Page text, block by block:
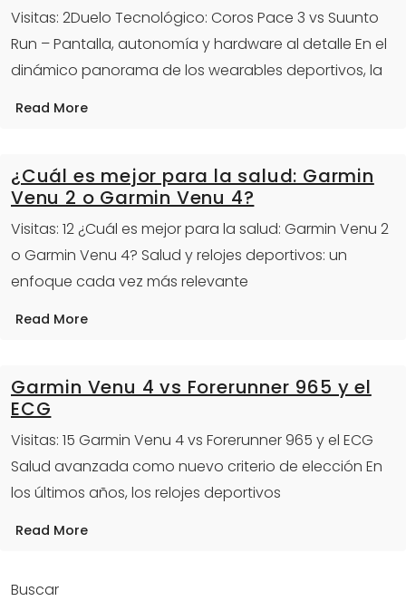
Visitas: 2Duelo Tecnológico: Coros Pace 3 vs Suunto
Run – Pantalla, autonomía y hardware al detalle En el
dinámico panorama de los wearables deportivos, la
Read More
¿Cuál es mejor para la salud: Garmin
Venu 2 o Garmin Venu 4?
Visitas: 12 ¿Cuál es mejor para la salud: Garmin Venu 2
o Garmin Venu 4? Salud y relojes deportivos: un
enfoque cada vez más relevante
Read More
Garmin Venu 4 vs Forerunner 965 y el
ECG
Visitas: 15 Garmin Venu 4 vs Forerunner 965 y el ECG
Salud avanzada como nuevo criterio de elección En
los últimos años, los relojes deportivos
Read More
Buscar